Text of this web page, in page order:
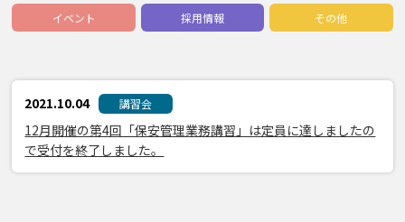
イベント 採用情報 その他
2021.10.04 講習会
12月開催の第4回「保安管理業務講習」は定員に達しましたの
で受付を終了しました。